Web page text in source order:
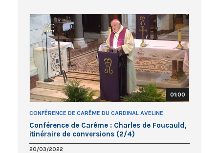
01:00
CONFÉRENCE DE CARÊME DU CARDINAL AVELINE
Conférence de Carême : Charles de Foucauld,
itinéraire de conversions (2/4)
20/03/2022